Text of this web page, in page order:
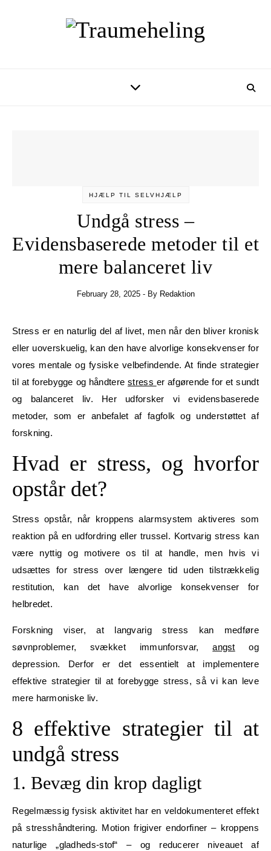
HJÆLP TIL SELVHJÆLP
Undgå stress –
Evidensbaserede metoder til et
mere balanceret liv
February 28, 2025 - By Redaktion
Stress er en naturlig del af livet, men når den bliver kronisk
eller uoverskuelig, kan den have alvorlige konsekvenser for
vores mentale og fysiske velbefindende. At finde strategier
til at forebygge og håndterestress er afgørende for et sundt
og balanceret liv. Her udforsker vi evidensbaserede
metoder, som er anbefalet af fagfolk og understøttet af
forskning.
Hvad er stress, og hvorfor
opstår det?
Stress opstår, når kroppens alarmsystem aktiveres som
reaktion på en udfordring eller trussel. Kortvarig stress kan
være nyttig og motivere os til at handle, men hvis vi
udsættes for stress over længere tid uden tilstrækkelig
restitution, kan det have alvorlige konsekvenser for
helbredet.
Forskning viser, at langvarig stress kan medføre
søvnproblemer, svækket immunforsvar,angst og
depression. Derfor er det essentielt at implementere
effektive strategier til at forebygge stress, så vi kan leve
mere harmoniske liv.
8 effektive strategier til at
undgå stress
1. Bevæg din krop dagligt
Regelmæssig fysisk aktivitet har en veldokumenteret effekt
på stresshåndtering. Motion frigiver endorfiner – kroppens
naturlige „gladheds-stof“ – og reducerer niveauet af